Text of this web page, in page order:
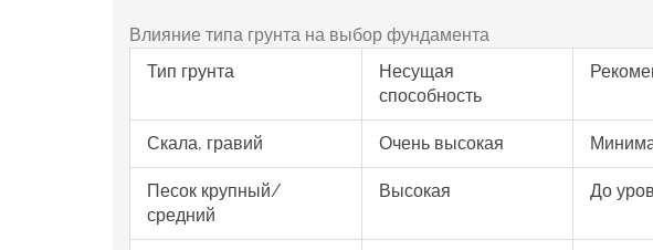
Влияние типа грунта на выбор фундамента
Тип грунта
Несущая
способность
Скала, гравий Очень высокая
Песок крупный/
средний
Высокая До